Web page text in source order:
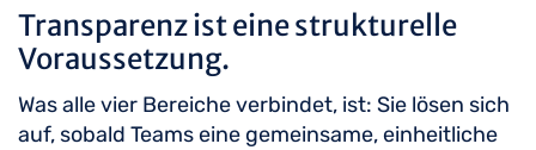
Transparenz ist eine strukturelle
Voraussetzung.
Was alle vier Bereiche verbindet, ist: Sie lösen sich
auf, sobald Teams eine gemeinsame, einheitliche